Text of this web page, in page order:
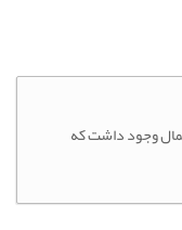
وجود داشت که